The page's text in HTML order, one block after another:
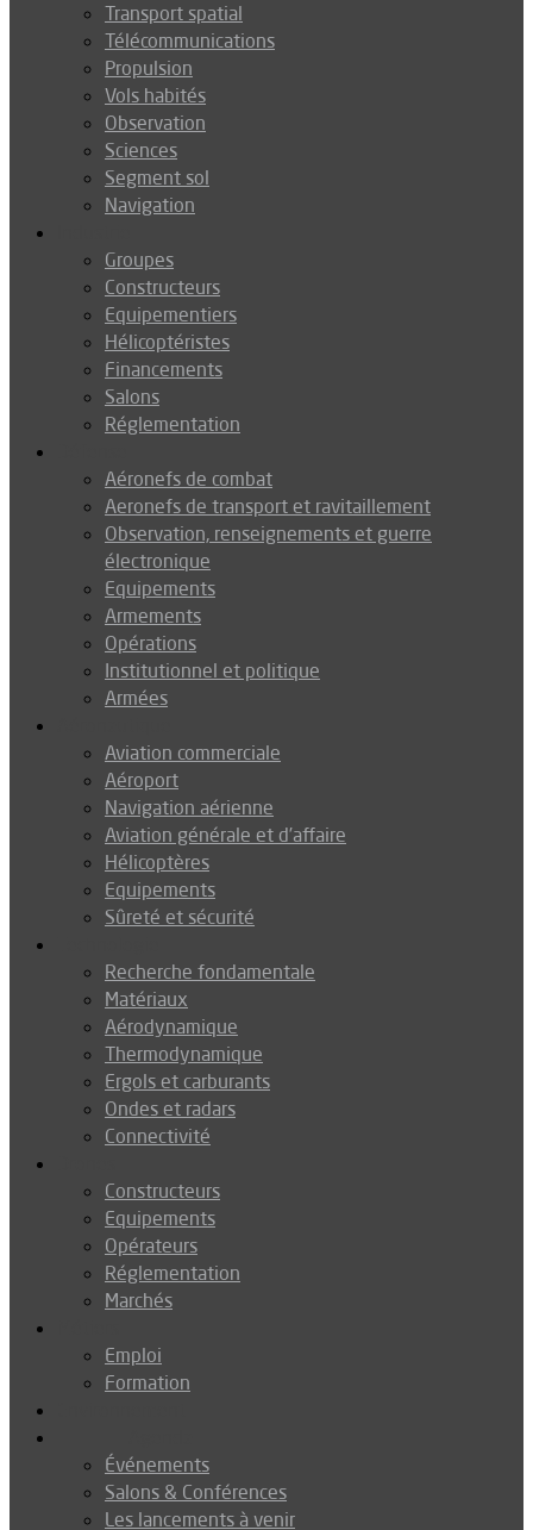
Transport spatial
Télécommunications
Propulsion
Vols habités
Observation
Sciences
Segment sol
Navigation
Groupes
Constructeurs
Equipementiers
Hélicoptéristes
Financements
Salons
Réglementation
Aéronefs de combat
Aeronefs de transport et ravitaillement
Observation, renseignements et guerre
électronique
Equipements
Armements
Opérations
Institutionnel et politique
Armées
Aviation commerciale
Aéroport
Navigation aérienne
Aviation générale et d’affaire
Hélicoptères
Equipements
Sûreté et sécurité
Recherche fondamentale
Matériaux
Aérodynamique
Thermodynamique
Ergols et carburants
Ondes et radars
Connectivité
Constructeurs
Equipements
Opérateurs
Réglementation
Marchés
Emploi
Formation
Événements
Salons & Conférences
Les lancements à venir